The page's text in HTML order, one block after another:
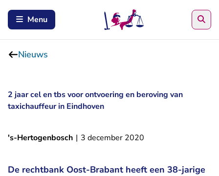
Menu
Nieuws
2 jaar cel en tbs voor ontvoering en beroving van
taxichauffeur in Eindhoven
's-Hertogenbosch | 3 december 2020
De rechtbank Oost-Brabant heeft een 38-jarige